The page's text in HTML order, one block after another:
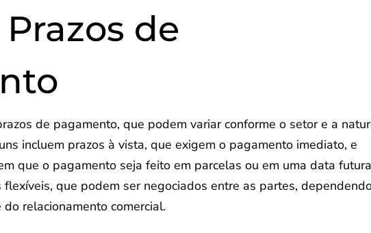
de
de pagamento, que podem variar conforme o setor e a
incluem prazos à vista, que exigem o pagamento imediato, e
que o pagamento seja feito em parcelas ou em uma data
que podem ser negociados entre as partes,
relacionamento comercial.